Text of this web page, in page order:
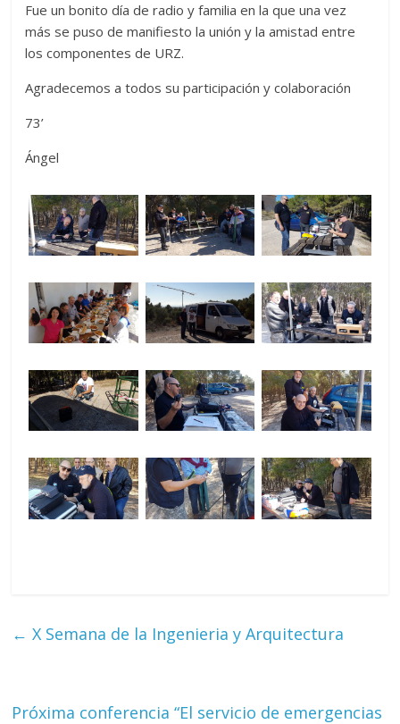
Fue un bonito día de radio y familia en la que una vez
más se puso de manifiesto la unión y la amistad entre
los componentes de URZ.
Agradecemos a todos su participación y colaboración
73’
Ángel
← X Semana de la Ingenieria y Arquitectura
Próxima conferencia “El servicio de emergencias